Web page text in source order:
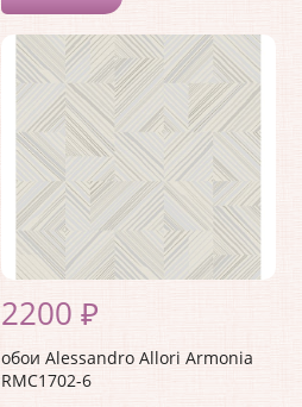
2200 ₽
обои Alessandro Allori Armonia
RMC1702-6